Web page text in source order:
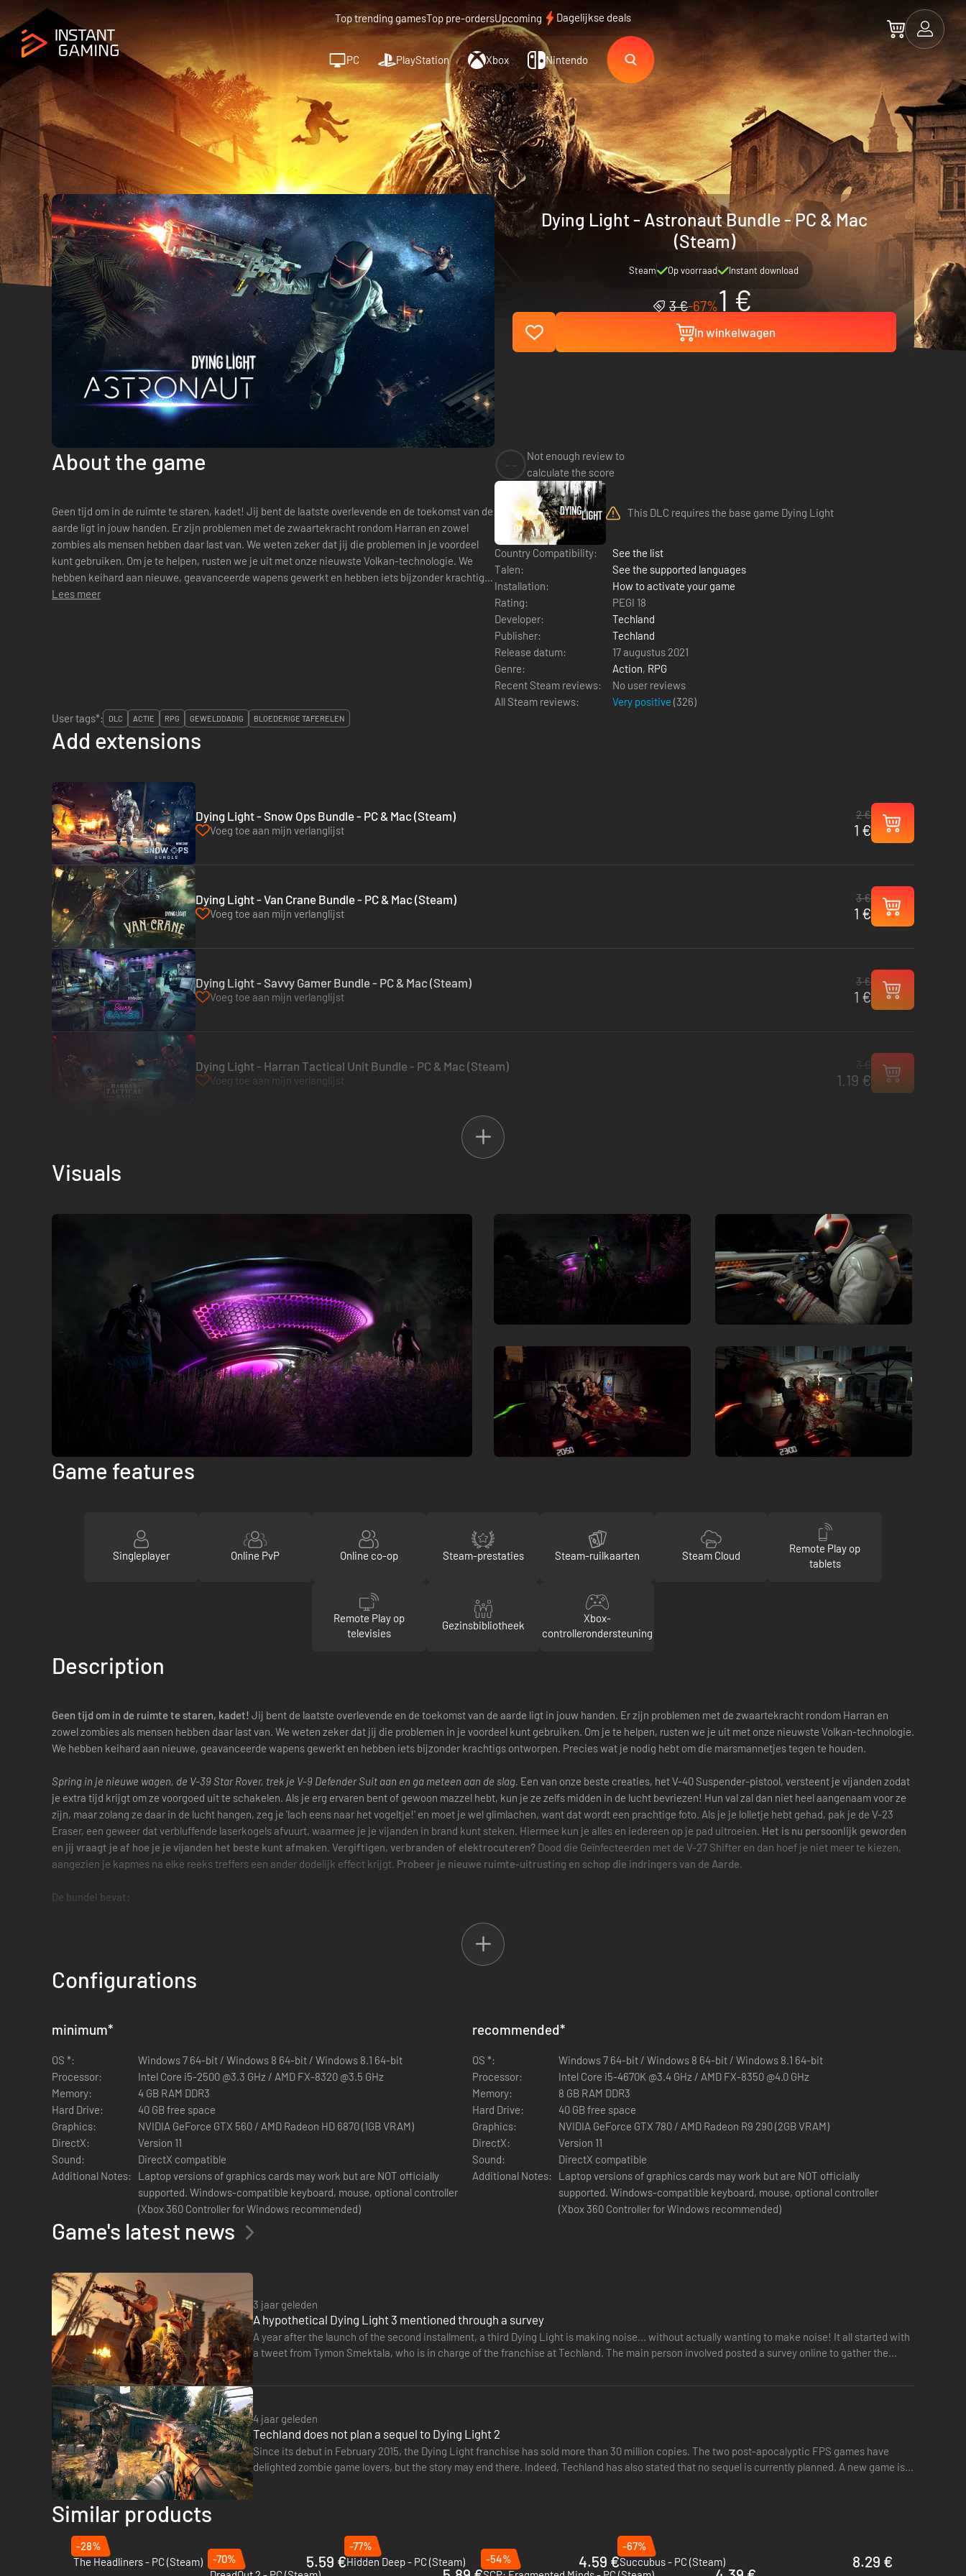
Top trending gamesTop pre-ordersUpcoming Dagelijkse deals
PC PlayStation Xbox Nintendo
Dying Light - Astronaut Bundle - PC & Mac
(Steam)
Steam Op voorraad Instant download
3 €-67%1 €
In winkelwagen
About the game
Geen tijd om in de ruimte te staren, kadet! Jij bent de laatste overlevende en de toekomst van de
aarde ligt in jouw handen. Er zijn problemen met de zwaartekracht rondom Harran en zowel
zombies als mensen hebben daar last van. We weten zeker dat jij die problemen in je voordeel
kunt gebruiken. Om je te helpen, rusten we je uit met onze nieuwste Volkan-technologie. We
hebben keihard aan nieuwe, geavanceerde wapens gewerkt en hebben iets bijzonder krachtigs
ontworpen. Precies wat je nodig hebt om...
Lees meer
Not enough review to
calculate the score
This DLC requires the base game Dying Light
Country Compatibility:
See the list
Talen:
See the supported languages
Installation:
How to activate your game
Rating:
PEGI 18
Developer:
Techland
Publisher:
Techland
Release datum:
17 augustus 2021
Genre:
Action, RPG
Recent Steam reviews:
No user reviews
All Steam reviews:
Very positive (326)
User tags*:
DLC ACTIE RPG GEWELDDADIG BLOEDERIGE TAFERELEN
Add extensions
Dying Light - Snow Ops Bundle - PC & Mac (Steam)
Voeg toe aan mijn verlanglijst
2 €
1 €
Dying Light - Van Crane Bundle - PC & Mac (Steam)
Voeg toe aan mijn verlanglijst
3 €
1 €
Dying Light - Savvy Gamer Bundle - PC & Mac (Steam)
Voeg toe aan mijn verlanglijst
3 €
1 €
Dying Light - Harran Tactical Unit Bundle - PC & Mac (Steam)
Voeg toe aan mijn verlanglijst 1.19 €
Visuals
Game features
Singleplayer Online PvP Online co-op Steam-prestaties Steam-ruilkaarten Steam Cloud
Remote Play op
tablets
Remote Play op
televisies
Gezinsbibliotheek
Xbox-
controllerondersteuning
Description
Geen tijd om in de ruimte te staren, kadet! Jij bent de laatste overlevende en de toekomst van de aarde ligt in jouw handen. Er zijn problemen met de zwaartekracht rondom Harran en
zowel zombies als mensen hebben daar last van. We weten zeker dat jij die problemen in je voordeel kunt gebruiken. Om je te helpen, rusten we je uit met onze nieuwste Volkan-technologie.
We hebben keihard aan nieuwe, geavanceerde wapens gewerkt en hebben iets bijzonder krachtigs ontworpen. Precies wat je nodig hebt om die marsmannetjes tegen te houden.
Spring in je nieuwe wagen, de V-39 Star Rover, trek je V-9 Defender Suit aan en ga meteen aan de slag. Een van onze beste creaties, het V-40 Suspender-pistool, versteent je vijanden zodat
je extra tijd krijgt om ze voorgoed uit te schakelen. Als je erg ervaren bent of gewoon mazzel hebt, kun je ze zelfs midden in de lucht bevriezen! Hun val zal dan niet heel aangenaam voor ze
zijn, maar zolang ze daar in de lucht hangen, zeg je 'lach eens naar het vogeltje!' en moet je wel glimlachen, want dat wordt een prachtige foto. Als je je lolletje hebt gehad, pak je de V-23
Eraser, een geweer dat verbluffende laserkogels afvuurt, waarmee je je vijanden in brand kunt steken. Hiermee kun je alles en iedereen op je pad uitroeien. Het is nu persoonlijk geworden
en jij vraagt je af hoe je je vijanden het beste kunt afmaken. Vergiftigen, verbranden of elektrocuteren? Dood die Geïnfecteerden met de V-27 Shifter en dan hoef je niet meer te kiezen,
aangezien je kapmes na elke reeks treffers een ander dodelijk effect krijgt. Probeer je nieuwe ruimte-uitrusting en schop die indringers van de Aarde.
De bundel bevat:
—De V-23 Eraser—met lasermunitie die je vijanden lekker krokant verbrandt.
—De V-40 Suspender—elke laatste kogel in het magazijn verdooft je vijanden en versteent ze.
Outfit—Het V-9 Defender Suit—die valschade beperkt.
Buggy-skin
Configurations
minimum*
OS *:
Windows 7 64-bit / Windows 8 64-bit / Windows 8.1 64-bit
Processor:
Intel Core i5-2500 @3.3 GHz / AMD FX-8320 @3.5 GHz
Memory:
4 GB RAM DDR3
Hard Drive:
40 GB free space
Graphics:
NVIDIA GeForce GTX 560 / AMD Radeon HD 6870 (1GB VRAM)
DirectX:
Version 11
Sound:
DirectX compatible
Additional Notes:
Laptop versions of graphics cards may work but are NOT officially
supported. Windows-compatible keyboard, mouse, optional controller
(Xbox 360 Controller for Windows recommended)
recommended*
OS *:
Windows 7 64-bit / Windows 8 64-bit / Windows 8.1 64-bit
Processor:
Intel Core i5-4670K @3.4 GHz / AMD FX-8350 @4.0 GHz
Memory:
8 GB RAM DDR3
Hard Drive:
40 GB free space
Graphics:
NVIDIA GeForce GTX 780 / AMD Radeon R9 290 (2GB VRAM)
DirectX:
Version 11
Sound:
DirectX compatible
Additional Notes:
Laptop versions of graphics cards may work but are NOT officially
supported. Windows-compatible keyboard, mouse, optional controller
(Xbox 360 Controller for Windows recommended)
Game's latest news
3 jaar geleden
A hypothetical Dying Light 3 mentioned through a survey
A year after the launch of the second installment, a third Dying Light is making noise... without actually wanting to make noise! It all started with
a tweet from Tymon Smektala, who is in charge of the franchise at Techland. The main person involved posted a survey online to gather the
4 jaar geleden
Techland does not plan a sequel to Dying Light 2
Since its debut in February 2015, the Dying Light franchise has sold more than 30 million copies. The two post-apocalyptic FPS games have
delighted zombie game lovers, but the story may end there. Indeed, Techland has also stated that no sequel is currently planned. A new game is
Similar products
-28%
The Headliners - PC (Steam)
5.59 €
-77%
Hidden Deep - PC (Steam)
4.59 €
-67%
Succubus - PC (Steam)
8.29 €
-70%
-54%